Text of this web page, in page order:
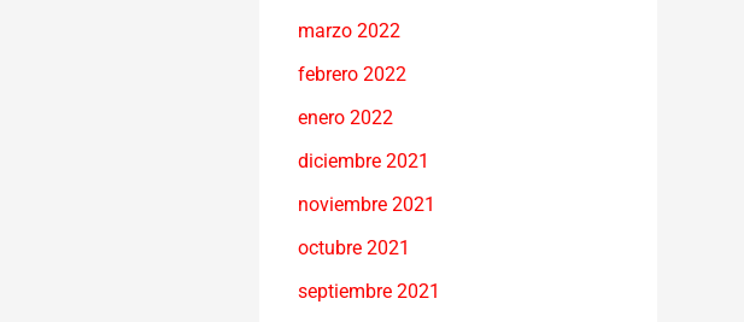
marzo 2022
febrero 2022
enero 2022
diciembre 2021
noviembre 2021
octubre 2021
septiembre 2021